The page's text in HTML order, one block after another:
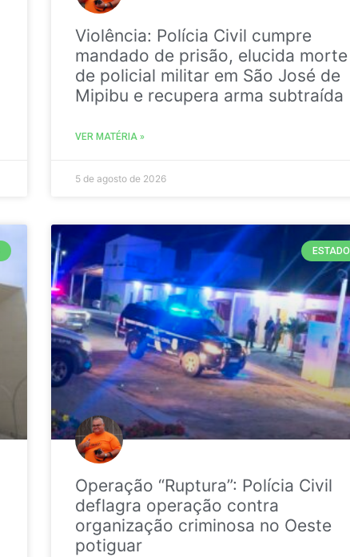
Violência: Polícia Civil cumpre
mandado de prisão, elucida morte
de policial militar em São José de
Mipibu e recupera arma subtraída
VER MATÉRIA »
5 de agosto de 2026
ESTADO
Operação “Ruptura”: Polícia Civil
deflagra operação contra
organização criminosa no Oeste
potiguar